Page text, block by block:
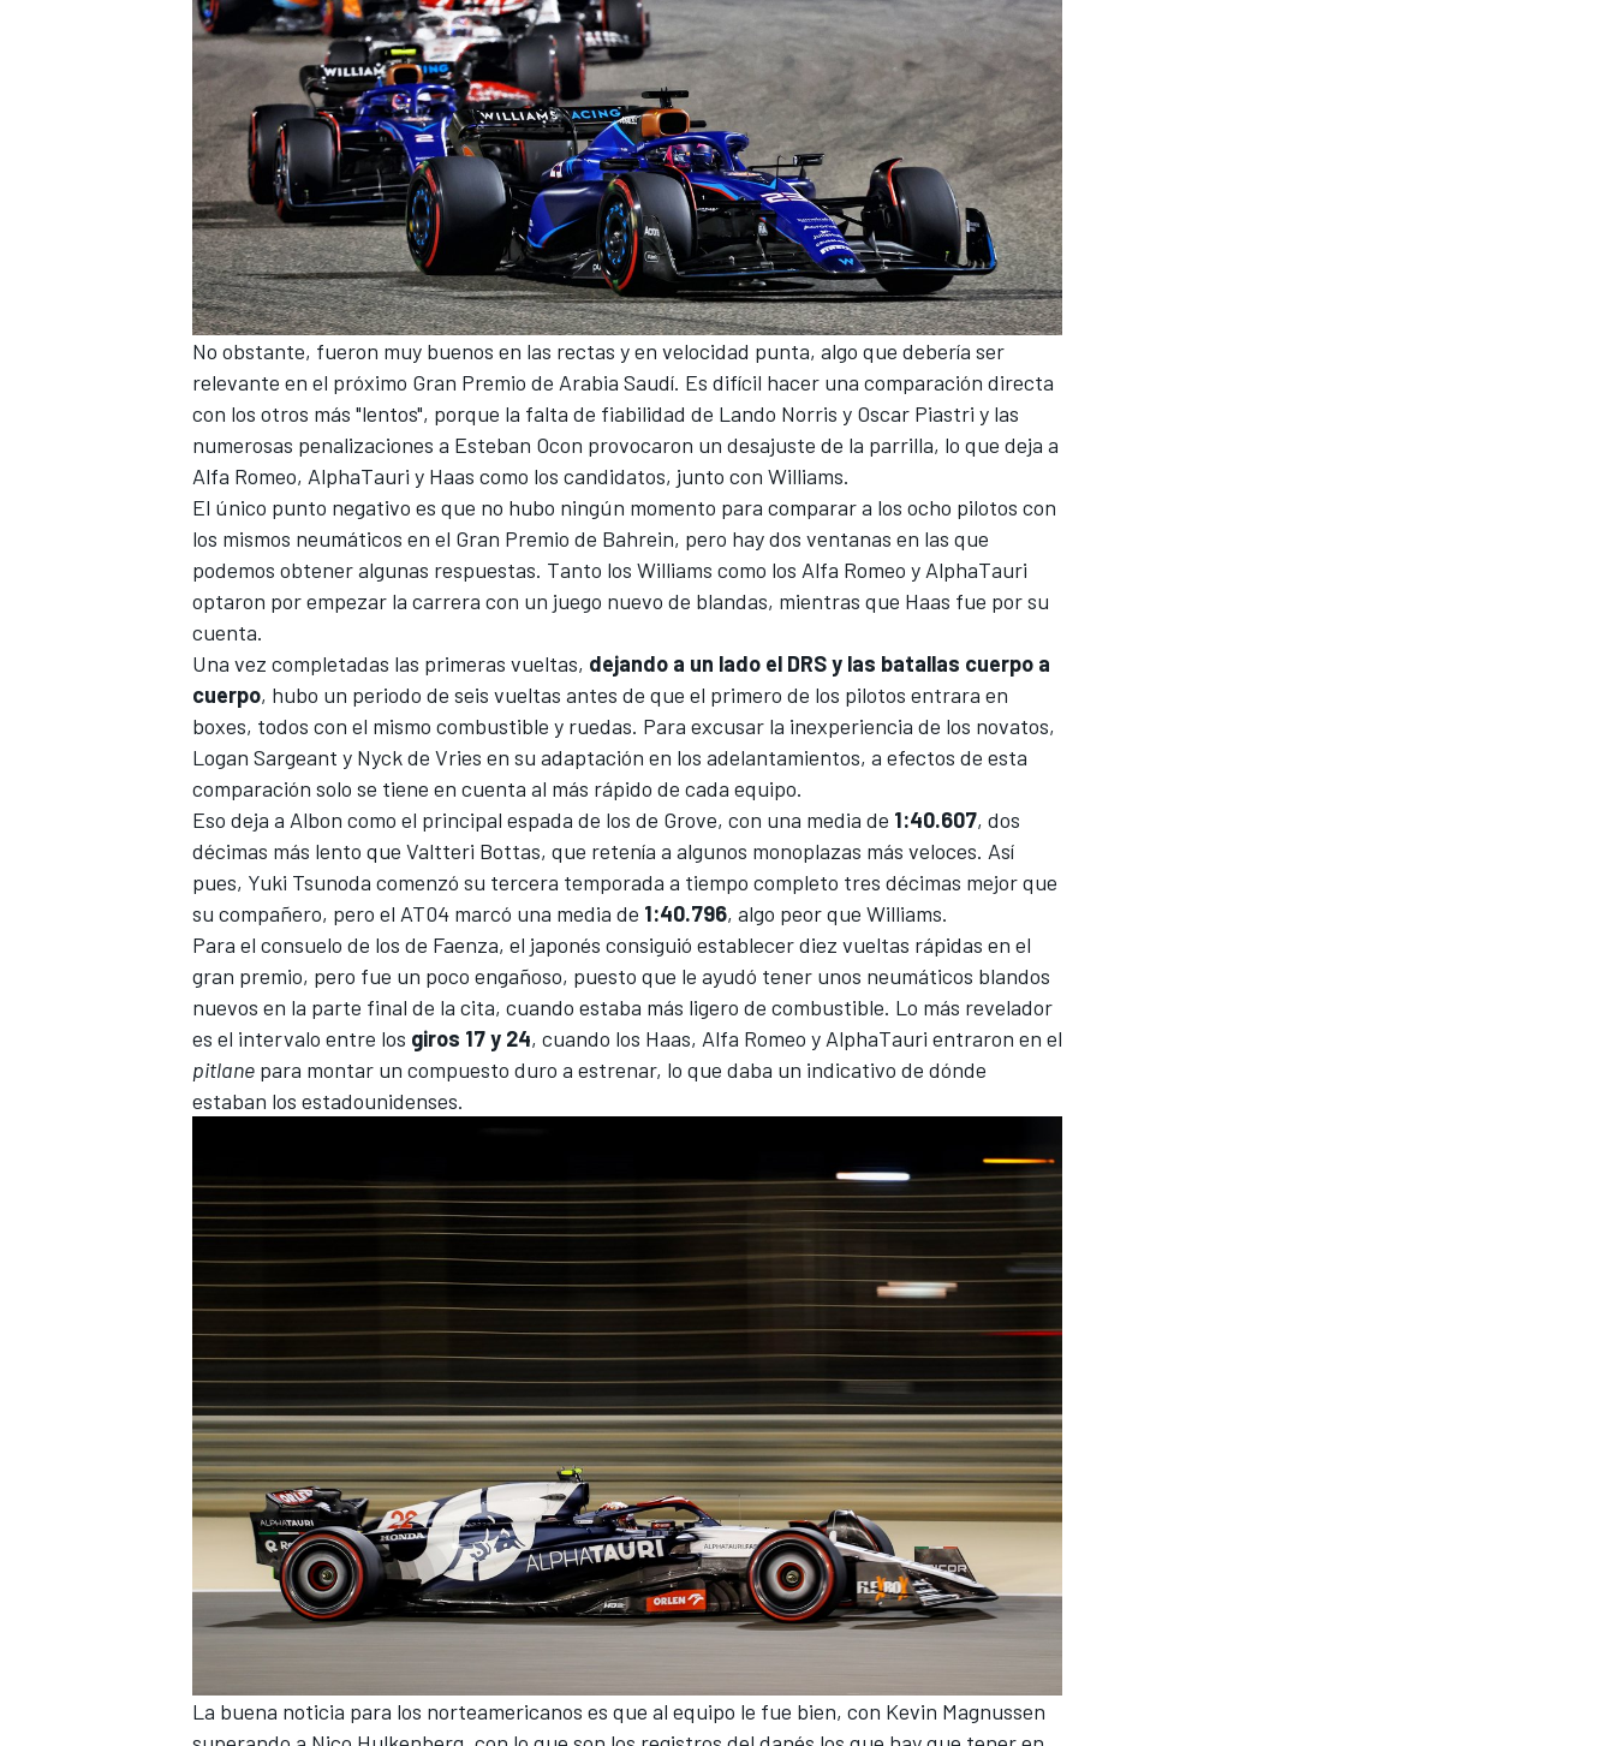
No obstante, fueron muy buenos en las rectas y en velocidad punta, algo que debería ser
relevante en el próximo Gran Premio de Arabia Saudí. Es difícil hacer una comparación directa
con los otros más "lentos", porque la falta de fiabilidad de Lando Norris y Oscar Piastri y las
numerosas penalizaciones a Esteban Ocon provocaron un desajuste de la parrilla, lo que deja a
Alfa Romeo, AlphaTauri y Haas como los candidatos, junto con Williams.
El único punto negativo es que no hubo ningún momento para comparar a los ocho pilotos con
los mismos neumáticos en el Gran Premio de Bahrein, pero hay dos ventanas en las que
podemos obtener algunas respuestas. Tanto los Williams como los Alfa Romeo y AlphaTauri
optaron por empezar la carrera con un juego nuevo de blandas, mientras que Haas fue por su
cuenta.
Una vez completadas las primeras vueltas, dejando a un lado el DRS y las batallas cuerpo a
cuerpo, hubo un periodo de seis vueltas antes de que el primero de los pilotos entrara en
boxes, todos con el mismo combustible y ruedas. Para excusar la inexperiencia de los novatos,
Logan Sargeant y Nyck de Vries en su adaptación en los adelantamientos, a efectos de esta
comparación solo se tiene en cuenta al más rápido de cada equipo.
Eso deja a Albon como el principal espada de los de Grove, con una media de 1:40.607, dos
décimas más lento que Valtteri Bottas, que retenía a algunos monoplazas más veloces. Así
pues, Yuki Tsunoda comenzó su tercera temporada a tiempo completo tres décimas mejor que
su compañero, pero el AT04 marcó una media de 1:40.796, algo peor que Williams.
Para el consuelo de los de Faenza, el japonés consiguió establecer diez vueltas rápidas en el
gran premio, pero fue un poco engañoso, puesto que le ayudó tener unos neumáticos blandos
nuevos en la parte final de la cita, cuando estaba más ligero de combustible. Lo más revelador
es el intervalo entre los giros 17 y 24, cuando los Haas, Alfa Romeo y AlphaTauri entraron en el
pitlane para montar un compuesto duro a estrenar, lo que daba un indicativo de dónde
estaban los estadounidenses.
La buena noticia para los norteamericanos es que al equipo le fue bien, con Kevin Magnussen